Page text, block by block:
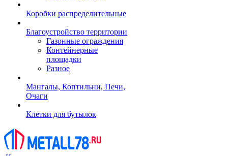
Коробки распределительные
Благоустройство территории
Газонные ограждения
Контейнерные
площадки
Разное
Мангалы, Коптильни, Печи,
Очаги
Клетки для бутылок